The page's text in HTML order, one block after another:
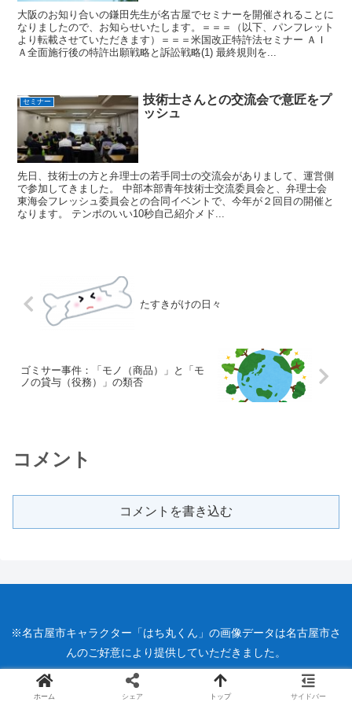
大阪のお知り合いの鎌田先生が名古屋でセミナーを開催されることに
なりましたので、お知らせいたします。＝＝＝（以下、パンフレット
より転載させていただきます）＝＝＝米国改正特許法セミナー ＡＩ
Ａ全面施行後の特許出願戦略と訴訟戦略(1) 最終規則を...
セミナー
技術士さんとの交流会で意匠をプ
ッシュ
先日、技術士の方と弁理士の若手同士の交流会がありまして、運営側
で参加してきました。 中部本部青年技術士交流委員会と、弁理士会
東海会フレッシュ委員会との合同イベントで、今年が２回目の開催と
なります。 テンポのいい10秒自己紹介メド...
たすきがけの日々
ゴミサー事件：「モノ（商品）」と「モ
ノの貸与（役務）」の類否
コメント
コメントを書き込む
※名古屋市キャラクター「はち丸くん」の画像データは名古屋市さ
んのご好意により提供していただきました。
ホーム シェア トップ サイドバー